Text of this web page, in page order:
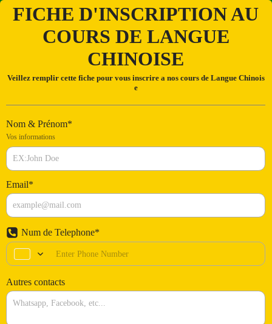
FICHE D'INSCRIPTION AU
COURS DE LANGUE
CHINOISE
Veillez remplir cette fiche pour vous inscrire a nos cours de Langue Chinois
e
Nom & Prénom*
Vos informations
Email*
Num de Telephone*
Autres contacts